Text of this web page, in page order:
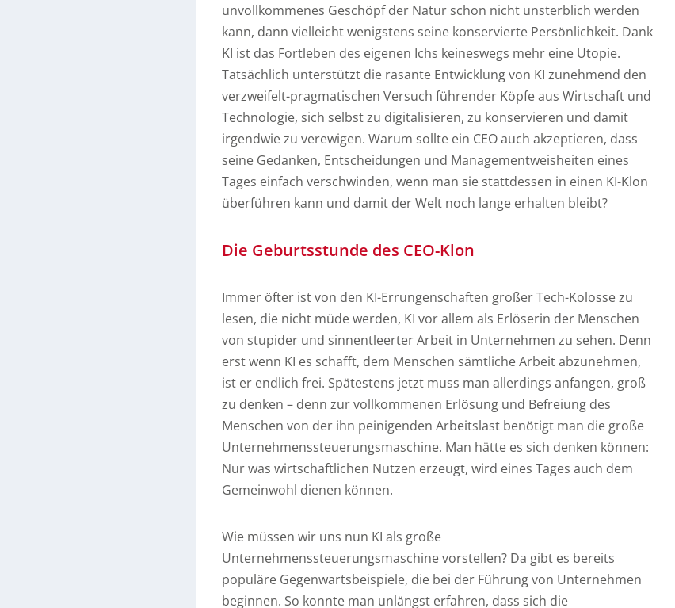
unvollkommenes Geschöpf der Natur schon nicht unsterblich werden
kann, dann vielleicht wenigstens seine konservierte Persönlichkeit. Dank
KI ist das Fortleben des eigenen Ichs keineswegs mehr eine Utopie.
Tatsächlich unterstützt die rasante Entwicklung von KI zunehmend den
verzweifelt-pragmatischen Versuch führender Köpfe aus Wirtschaft und
Technologie, sich selbst zu digitalisieren, zu konservieren und damit
irgendwie zu verewigen. Warum sollte ein CEO auch akzeptieren, dass
seine Gedanken, Entscheidungen und Managementweisheiten eines
Tages einfach verschwinden, wenn man sie stattdessen in einen KI-Klon
überführen kann und damit der Welt noch lange erhalten bleibt?
Die Geburtsstunde des CEO-Klon
Immer öfter ist von den KI-Errungenschaften großer Tech-Kolosse zu
lesen, die nicht müde werden, KI vor allem als Erlöserin der Menschen
von stupider und sinnentleerter Arbeit in Unternehmen zu sehen. Denn
erst wenn KI es schafft, dem Menschen sämtliche Arbeit abzunehmen,
ist er endlich frei. Spätestens jetzt muss man allerdings anfangen, groß
zu denken – denn zur vollkommenen Erlösung und Befreiung des
Menschen von der ihn peinigenden Arbeitslast benötigt man die große
Unternehmenssteuerungsmaschine. Man hätte es sich denken können:
Nur was wirtschaftlichen Nutzen erzeugt, wird eines Tages auch dem
Gemeinwohl dienen können.
Wie müssen wir uns nun KI als große
Unternehmenssteuerungsmaschine vorstellen? Da gibt es bereits
populäre Gegenwartsbeispiele, die bei der Führung von Unternehmen
beginnen. So konnte man unlängst erfahren, dass sich die